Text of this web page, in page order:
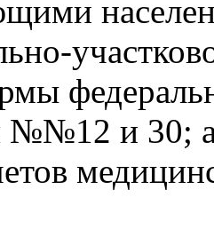
№№12 и 30;